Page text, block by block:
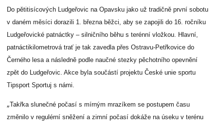
Do pětitisícových Ludgeřovic na Opavsku jako už tradičně první sobotu
v daném měsíci dorazili 1. března běžci, aby se zapojili do 16. ročníku
Ludgeřovické patnáctky – silničního běhu s terénní vložkou. Hlavní,
patnáctikilometrová trať je tak zavedla přes Ostravu-Petřkovice do
Černého lesa a následně podle naučné stezky pěchotního opevnění
zpět do Ludgeřovic. Akce byla součástí projektu České unie sportu
Tipsport Sportuj s námi.
„Takřka slunečné počasí s mírným mrazíkem se postupem času
změnilo v regulérní sněžení a zimní počasí dokáže na úseku v terénu